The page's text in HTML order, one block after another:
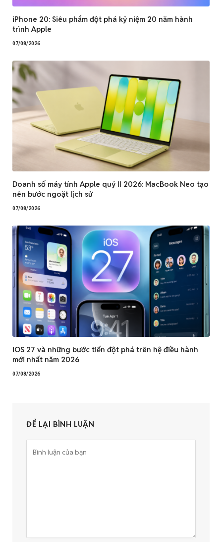
iPhone 20: Siêu phẩm đột phá kỷ niệm 20 năm hành
trình Apple
07/08/2026
Doanh số máy tính Apple quý II 2026: MacBook Neo tạo
nên bước ngoặt lịch sử
07/08/2026
iOS 27 và những bước tiến đột phá trên hệ điều hành
mới nhất năm 2026
07/08/2026
ĐỂ LẠI BÌNH LUẬN